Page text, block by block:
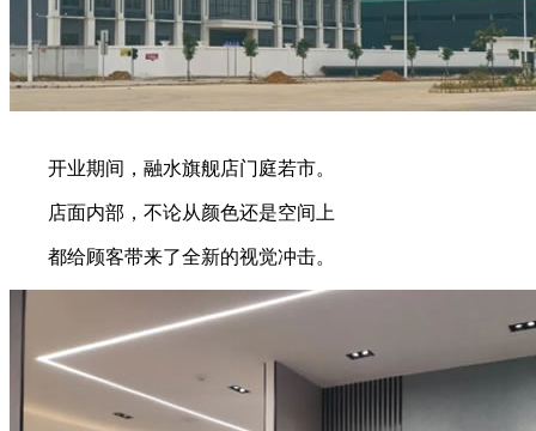
开业期间，融水旗舰店门庭若市。
店面内部，不论从颜色还是空间上
都给顾客带来了全新的视觉冲击。